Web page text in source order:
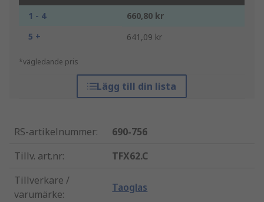
1 - 4
660,80 kr
5 +
641,09 kr
*vägledande pris
Lägg till din lista
RS-artikelnummer:
690-756
Tillv. art.nr:
TFX62.C
Tillverkare /
varumärke:
Taoglas